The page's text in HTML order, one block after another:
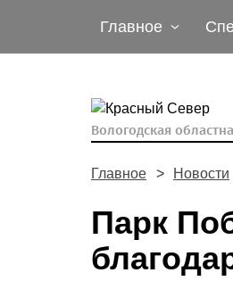
Главное
Вологодская
Главное Новости
Парк